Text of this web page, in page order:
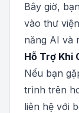
Bây giờ,
vào thư
năng AI và
Hỗ Trợ Khi
Nếu bạn
trình trên
liên hệ với